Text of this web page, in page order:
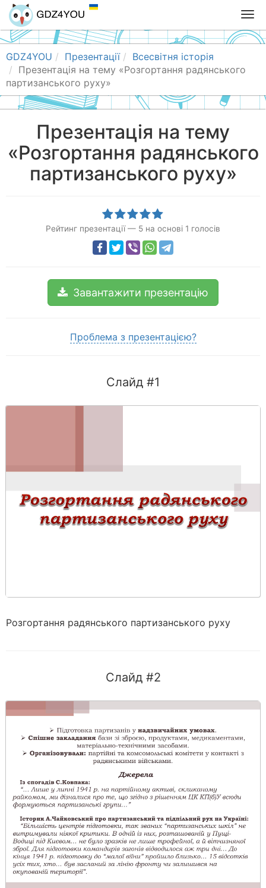
T
o
g
n
a
g
a
GDZ4YOU Презентації
Всесвітня історія
Презентація на тему «Розгортання радянського
партизанського руху»
Презентація на тему
«Розгортання радянського
партизанського руху»
Рейтинг презентації — 5 на основі 1 голосів
Завантажити презентацію
Проблема з презентацією?
Слайд #1
Розгортання радянського партизанського руху
Слайд #2